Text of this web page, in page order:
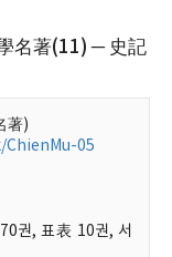
名著(11) ─ 史記
著)
05
권, 표表 10권, 서